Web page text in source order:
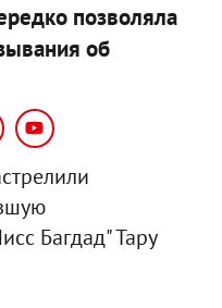
позволяла
об
Багдад" Тару